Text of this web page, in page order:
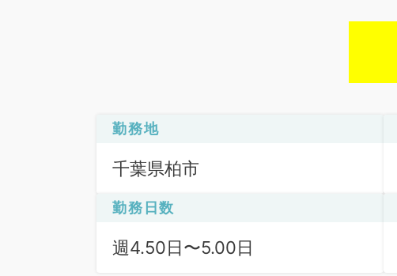
勤務地
千葉県柏市
勤務日数
週4.50日〜5.00日